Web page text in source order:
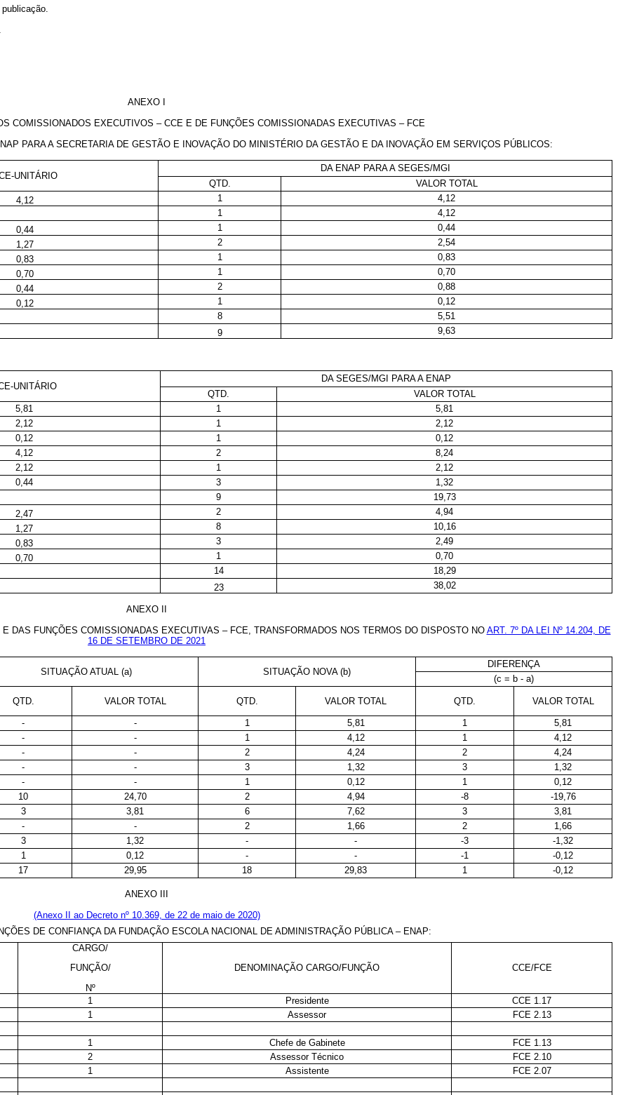
ANEXO I
COMISSIONADOS EXECUTIVOS – CCE E DE FUNÇÕES COMISSIONADAS EXECUTIVAS – FCE
PARA A SECRETARIA DE GESTÃO E INOVAÇÃO DO MINISTÉRIO DA GESTÃO E DA INOVAÇÃO EM SERVIÇOS PÚBLICOS:
UNITÁRIO
DA ENAP PARA A SEGES/MGI
QTD.
VALOR TOTAL
4,12 1
4,12
1
4,12
0,44 1
0,44
1,27 2
2,54
0,83 1
0,83
0,70 1
0,70
0,44 2
0,88
0,12 1
0,12
8
5,51
9 9,63
UNITÁRIO
DA SEGES/MGI PARA A ENAP
QTD.
VALOR TOTAL
5,81 1
5,81
2,12 1
2,12
0,12 1
0,12
4,12 2
8,24
2,12 1
2,12
0,44 3
1,32
9
19,73
2,47 2
4,94
1,27 8
10,16
0,83 3
2,49
0,70 1
0,70
14
18,29
23 38,02
ANEXO II
DAS FUNÇÕES COMISSIONADAS EXECUTIVAS – FCE, TRANSFORMADOS NOS TERMOS DO DISPOSTO NO ART. 7º DA LEI Nº 14.204, DE
16 DE SETEMBRO DE 2021
SITUAÇÃO ATUAL (a) SITUAÇÃO NOVA (b)
DIFERENÇA
(c = b - a)
QTD. VALOR TOTAL QTD. VALOR TOTAL QTD. VALOR TOTAL
- - 1 5,81 1
5,81
- - 1 4,12 1
4,12
- - 2 4,24 2
4,24
- - 3 1,32 3
1,32
- - 1 0,12 1
0,12
10 24,70 2 4,94 -8
-19,76
3 3,81 6 7,62 3
3,81
- - 2 1,66 2
1,66
3 1,32 - - -3
-1,32
1 0,12 - - -1
-0,12
17 29,95 18 29,83 1 -0,12
ANEXO III
(Anexo II ao Decreto nº 10.369, de 22 de maio de 2020)
DE CONFIANÇA DA FUNDAÇÃO ESCOLA NACIONAL DE ADMINISTRAÇÃO PÚBLICA – ENAP:
CARGO/
FUNÇÃO/
Nº
DENOMINAÇÃO CARGO/FUNÇÃO CCE/FCE
1 Presidente
CCE 1.17
1
Assessor FCE 2.13
1 Chefe de Gabinete
FCE 1.13
2
Assessor Técnico
FCE 2.10
1
Assistente FCE 2.07